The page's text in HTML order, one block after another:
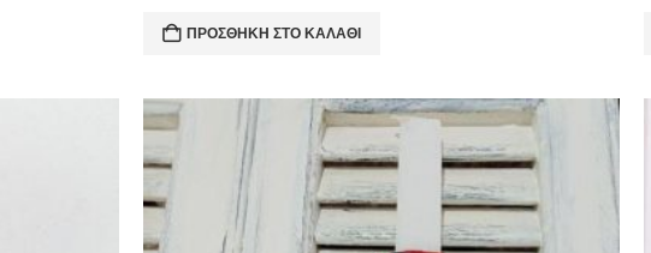
ΠΡΟΣΘΉΚΗ ΣΤΟ ΚΑΛΆΘΙ